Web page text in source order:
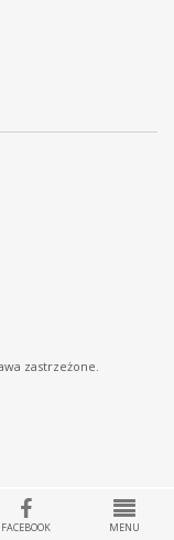
zastrzeżone.
FACEBOOK MENU